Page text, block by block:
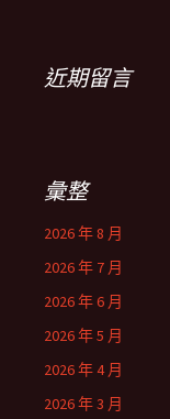
近期留言
彙整
2026 年 8 月
2026 年 7 月
2026 年 6 月
2026 年 5 月
2026 年 4 月
2026 年 3 月